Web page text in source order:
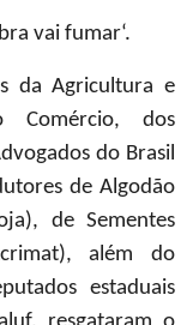
vai fumar‘.
da Agricultura e
Comércio, dos
do Brasil
de Algodão
de Sementes
além do
estaduais